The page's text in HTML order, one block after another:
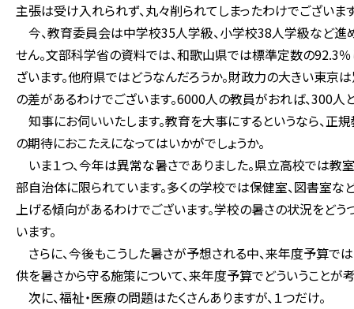
主張は受け入れられず、丸々削られてしまったわけでございま
今、教育委員会は中学校35人学級、小学校38人学級など進
せん。文部科学省の資料では、和歌山県では標準定数の92.3
ざいます。他府県ではどうなんだろうか。財政力の大きい東京
の差があるわけでございます。6000人の教員がおれば、300人
知事にお伺いいたします。教育を大事にするというなら、正
の期待におこたえになってはいかがでしょうか。
いま１つ、今年は異常な暑さでありました。県立高校では
部自治体に限られています。多くの学校では保健室、図書室な
上げる傾向があるわけでございます。学校の暑さの状況をどう
います。
さらに、今後もこうした暑さが予想される中、来年度予算で
供を暑さから守る施策について、来年度予算でどういうことが
次に、福祉・医療の問題はたくさんありますが、１つだけ。